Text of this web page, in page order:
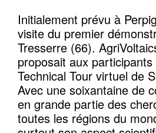
Initialement prévu à
visite du premier
Tresserre (66).
proposait aux
Technical Tour virtuel de
Avec une soixantaine de
en grande partie des
toutes les régions du